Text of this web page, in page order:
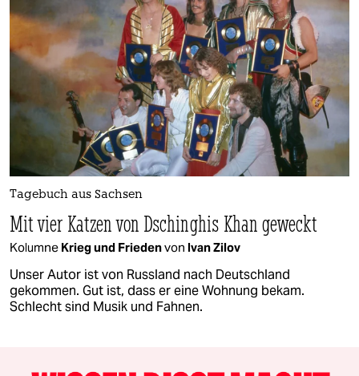
Tagebuch aus Sachsen
Mit vier Katzen von Dschinghis Khan geweckt
Kolumne Krieg und Friedenvon Ivan Zilov
Unser Autor ist von Russland nach Deutschland
gekommen. Gut ist, dass er eine Wohnung bekam.
Schlecht sind Musik und Fahnen.